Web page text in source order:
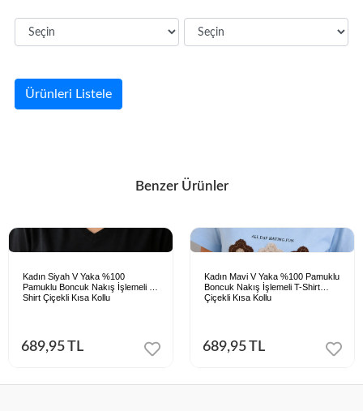
Ürünleri Listele
Benzer Ürünler
Kadın Siyah V Yaka %100
Pamuklu Boncuk Nakış İşlemeli T-
Shirt Çiçekli Kısa Kollu
689,95 TL
Kadın Mavi V Yaka %100 Pamuklu
Boncuk Nakış İşlemeli T-Shirt
Çiçekli Kısa Kollu
689,95 TL